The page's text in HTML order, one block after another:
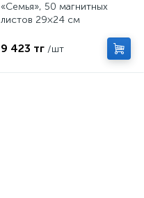
«Семья», 50 магнитных
листов 29×24 см
9 423 тг /шт